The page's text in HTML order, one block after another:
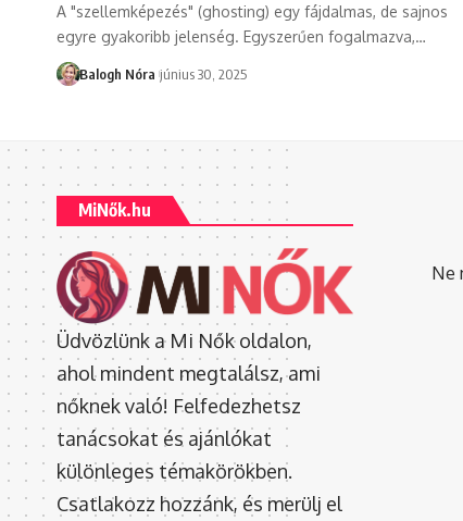
A "szellemképezés" (ghosting) egy fájdalmas, de sajnos
egyre gyakoribb jelenség. Egyszerűen fogalmazva,…
Balogh Nóra június 30, 2025
MiNők.hu
Üdvözlünk a Mi Nők oldalon,
ahol mindent megtalálsz, ami
nőknek való! Felfedezhetsz
tanácsokat és ajánlókat
különleges témakörökben.
Csatlakozz hozzánk, és merülj el
Ne